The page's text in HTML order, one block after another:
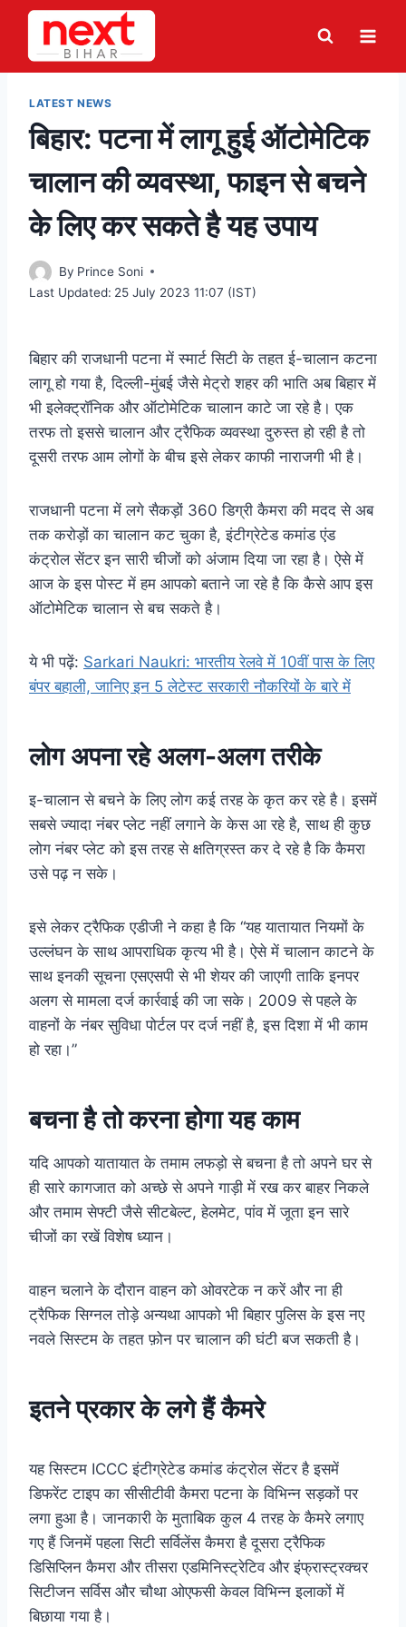
Skip
content
LATEST NEWS
बिहार: पटना में लागू हुई ऑटोमेटिक
चालान की व्यवस्था, फाइन से बचने
के लिए कर सकते है यह उपाय
By Prince Soni
Last Updated: 25 July 2023 11:07 (IST)
बिहार की राजधानी पटना में स्मार्ट सिटी के तहत ई-चालान कटना
लागू हो गया है, दिल्ली-मुंबई जैसे मेट्रो शहर की भाति अब बिहार में
भी इलेक्ट्रॉनिक और ऑटोमेटिक चालान काटे जा रहे है। एक
तरफ तो इससे चालान और ट्रैफिक व्यवस्था दुरुस्त हो रही है तो
दूसरी तरफ आम लोगों के बीच इसे लेकर काफी नाराजगी भी है।
राजधानी पटना में लगे सैकड़ों 360 डिग्री कैमरा की मदद से अब
तक करोड़ों का चालान कट चुका है, इंटीग्रेटेड कमांड एंड
कंट्रोल सेंटर इन सारी चीजों को अंजाम दिया जा रहा है। ऐसे में
आज के इस पोस्ट में हम आपको बताने जा रहे है कि कैसे आप इस
ऑटोमेटिक चालान से बच सकते है।
ये भी पढ़ें: Sarkari Naukri: भारतीय रेलवे में 10वीं पास के लिए
बंपर बहाली, जानिए इन 5 लेटेस्ट सरकारी नौकरियों के बारे में
लोग अपना रहे अलग-अलग तरीके
इ-चालान से बचने के लिए लोग कई तरह के कृत कर रहे है। इसमें
सबसे ज्यादा नंबर प्लेट नहीं लगाने के केस आ रहे है, साथ ही कुछ
लोग नंबर प्लेट को इस तरह से क्षतिग्रस्त कर दे रहे है कि कैमरा
उसे पढ़ न सके।
इसे लेकर ट्रैफिक एडीजी ने कहा है कि “यह यातायात नियमों के
उल्लंघन के साथ आपराधिक कृत्य भी है। ऐसे में चालान काटने के
साथ इनकी सूचना एसएसपी से भी शेयर की जाएगी ताकि इनपर
अलग से मामला दर्ज कार्रवाई की जा सके। 2009 से पहले के
वाहनों के नंबर सुविधा पोर्टल पर दर्ज नहीं है, इस दिशा में भी काम
हो रहा।”
बचना है तो करना होगा यह काम
यदि आपको यातायात के तमाम लफड़ो से बचना है तो अपने घर से
ही सारे कागजात को अच्छे से अपने गाड़ी में रख कर बाहर निकले
और तमाम सेफ्टी जैसे सीटबेल्ट, हेलमेट, पांव में जूता इन सारे
चीजों का रखें विशेष ध्यान।
वाहन चलाने के दौरान वाहन को ओवरटेक न करें और ना ही
ट्रैफिक सिग्नल तोड़े अन्यथा आपको भी बिहार पुलिस के इस नए
नवले सिस्टम के तहत फ़ोन पर चालान की घंटी बज सकती है।
इतने प्रकार के लगे हैं कैमरे
यह सिस्टम ICCC इंटीग्रेटेड कमांड कंट्रोल सेंटर है इसमें
डिफरेंट टाइप का सीसीटीवी कैमरा पटना के विभिन्न सड़कों पर
लगा हुआ है। जानकारी के मुताबिक कुल 4 तरह के कैमरे लगाए
गए हैं जिनमें पहला सिटी सर्विलेंस कैमरा है दूसरा ट्रैफिक
डिसिप्लिन कैमरा और तीसरा एडमिनिस्ट्रेटिव और इंफ्रास्ट्रक्चर
सिटीजन सर्विस और चौथा ओएफसी केवल विभिन्न इलाकों में
बिछाया गया है।